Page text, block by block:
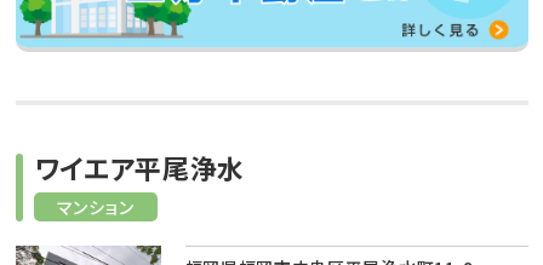
マンション
ワイエア平尾浄水